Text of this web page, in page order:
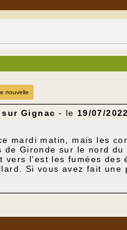
nouvelle
Gignac - le 19/07/
mardi matin, mais les
Gironde sur le nord
l'est les fumées des
Si vous avez fait une
et surtout de ne